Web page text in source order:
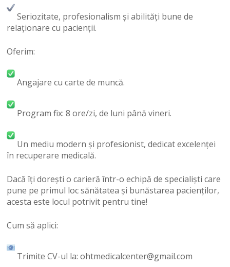
Seriozitate, profesionalism și abilități bune de
relaționare cu pacienții.
Oferim:
Angajare cu carte de muncă.
Program fix: 8 ore/zi, de luni până vineri.
Un mediu modern și profesionist, dedicat excelenței
în recuperare medicală.
Dacă îți dorești o carieră într-o echipă de specialiști care
pune pe primul loc sănătatea și bunăstarea pacienților,
acesta este locul potrivit pentru tine!
Cum să aplici:
Trimite CV-ul la: ohtmedicalcenter@gmail.com